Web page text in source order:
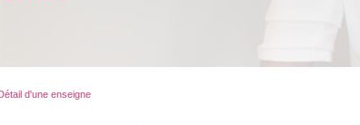
d'une enseigne